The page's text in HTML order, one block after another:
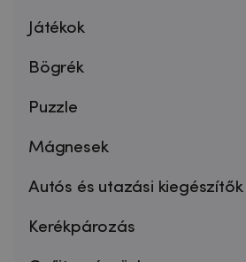
Játékok
Bögrék
Puzzle
Mágnesek
Autós és utazási kiegészítők
Kerékpározás